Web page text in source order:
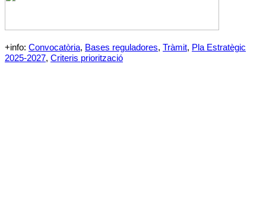
+info: Convocatòria, Bases reguladores, Tràmit, Pla Estratègic
2025-2027, Criteris priorització